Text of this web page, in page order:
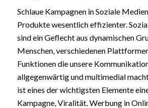
Schlaue Kampagnen in Soziale
Produkte wesentlich effizienter.
sind ein Geflecht aus dynamischen
Menschen, verschiedenen
Funktionen die unsere
allgegenwärtig und multimedial
ist eines der wichtigsten Elemente
Kampagne, Viralität. Werbung in